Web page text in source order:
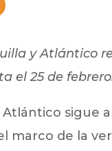
y Atlántico
el 25 de
Atlántico sigue
marco de la